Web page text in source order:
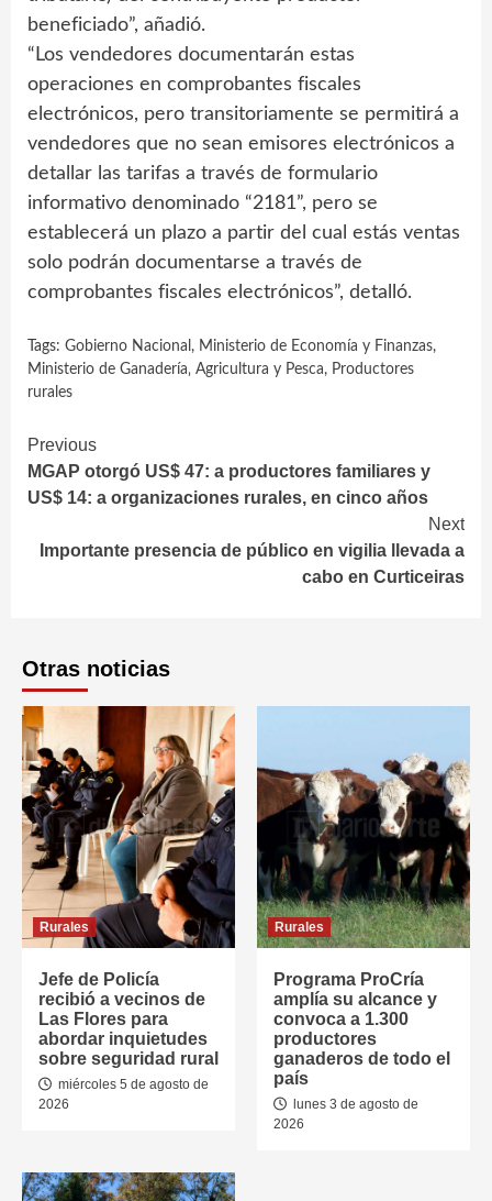
beneficiado”, añadió.
“Los vendedores documentarán estas
operaciones en comprobantes fiscales
electrónicos, pero transitoriamente se permitirá a
vendedores que no sean emisores electrónicos a
detallar las tarifas a través de formulario
informativo denominado “2181”, pero se
establecerá un plazo a partir del cual estás ventas
solo podrán documentarse a través de
comprobantes fiscales electrónicos”, detalló.
Tags: Gobierno Nacional , Ministerio de Economía y Finanzas,
Ministerio de Ganadería‚ Agricultura y Pesca, Productores
rurales
Continue
Reading
Previous
MGAP otorgó US$ 47: a productores familiares y
US$ 14: a organizaciones rurales, en cinco años
Next
Importante presencia de público en vigilia llevada a
cabo en Curticeiras
Otras noticias
Rurales
Jefe de Policía
recibió a vecinos de
Las Flores para
abordar inquietudes
sobre seguridad rural
miércoles 5 de agosto de
2026
Rurales
Programa ProCría
amplía su alcance y
convoca a 1.300
productores
ganaderos de todo el
país
lunes 3 de agosto de
2026